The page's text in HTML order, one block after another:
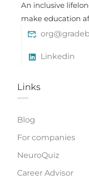
An inclusive
make education
Linkedin
Links​
Blog
For companies
NeuroQuiz
Career Advisor